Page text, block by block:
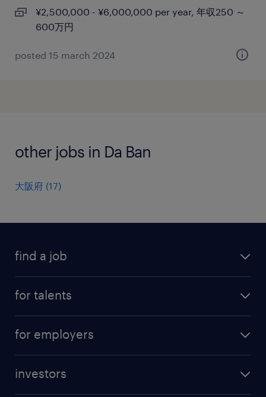
¥2,500,000 - ¥6,000,000 per year, 年収250 ～
600万円
posted 15 march 2024
other jobs in Da Ban
大阪府 (17)
find a job
for talents
professional career
for employers
investors